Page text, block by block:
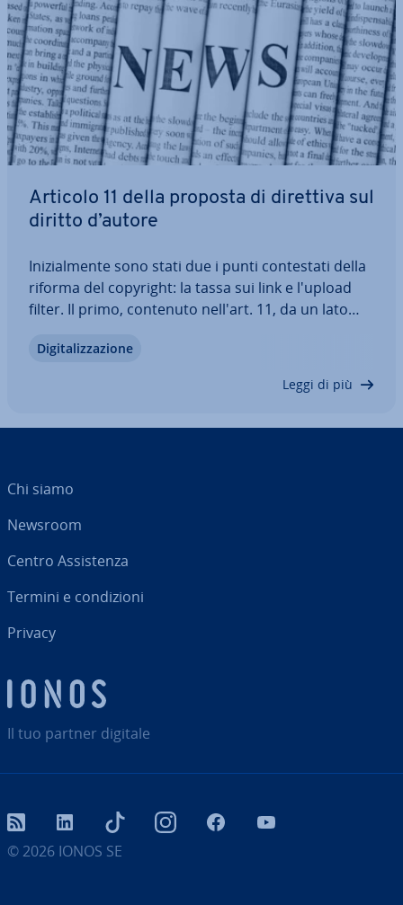
Articolo 11 della proposta di direttiva sul
diritto d’autore
Ini­zial­men­te sono stati due i punti con­te­sta­ti della
riforma del copyright: la tassa sui link e l'upload
filter. Il primo, contenuto nell'art. 11, da un lato
dall’altro ga­ran­ti­reb­be maggiori diritti agli editori
Di­gi­ta­liz­za­zio­ne
Leggi di più
Il tuo partner digitale
Chi siamo
Newsroom
Centro As­si­sten­za
Termini e con­di­zio­ni
Privacy
© 2026 IONOS SE
RSS LinkedIn tiktok InstagramFacebook